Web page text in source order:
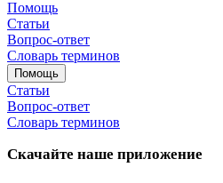
Помощь
Статьи
Вопрос-ответ
Словарь терминов
Помощь
Статьи
Вопрос-ответ
Словарь терминов
Скачайте наше приложение